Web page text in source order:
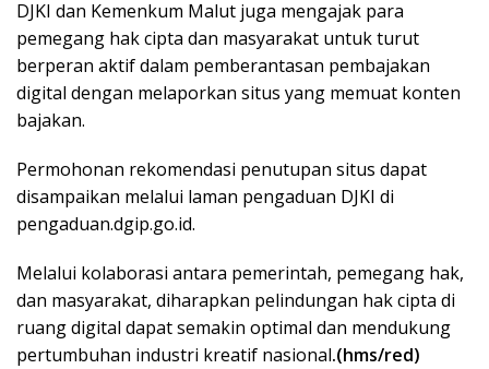
DJKI dan Kemenkum Malut juga mengajak para
pemegang hak cipta dan masyarakat untuk turut
berperan aktif dalam pemberantasan pembajakan
digital dengan melaporkan situs yang memuat konten
bajakan.
Permohonan rekomendasi penutupan situs dapat
disampaikan melalui laman pengaduan DJKI di
pengaduan.dgip.go.id.
Melalui kolaborasi antara pemerintah, pemegang hak,
dan masyarakat, diharapkan pelindungan hak cipta di
ruang digital dapat semakin optimal dan mendukung
pertumbuhan industri kreatif nasional.(hms/red)